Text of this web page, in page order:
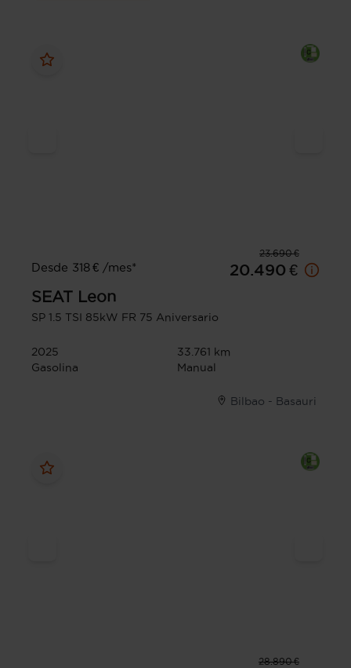
23.690 €
Desde 318 € /mes*
20.490 €
SEAT Leon
SP 1.5 TSI 85kW FR 75 Aniversario
2025
33.761 km
Gasolina
Manual
Bilbao - Basauri
28.890 €